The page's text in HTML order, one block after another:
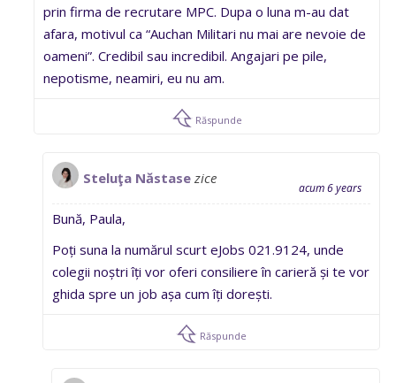
prin firma de recrutare MPC. Dupa o luna m-au dat
afara, motivul ca “Auchan Militari nu mai are nevoie de
oameni”. Credibil sau incredibil. Angajari pe pile,
nepotisme, neamiri, eu nu am.
Răspunde
Steluţa Năstase zice
acum 6 years
Bună, Paula,
Poți suna la numărul scurt eJobs 021.9124, unde
colegii noștri îți vor oferi consiliere în carieră și te vor
ghida spre un job așa cum îți dorești.
Răspunde